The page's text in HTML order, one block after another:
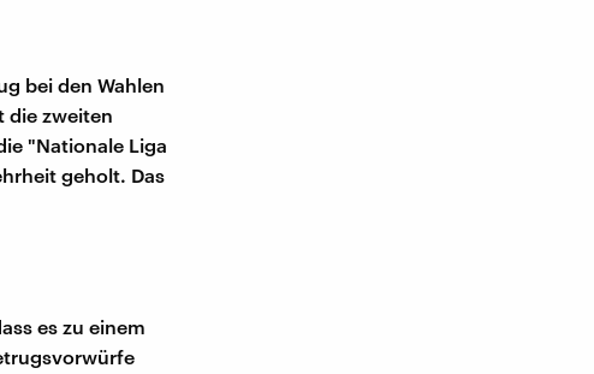
bei den Wahlen
die zweiten
"Nationale Liga
geholt. Das
es zu einem